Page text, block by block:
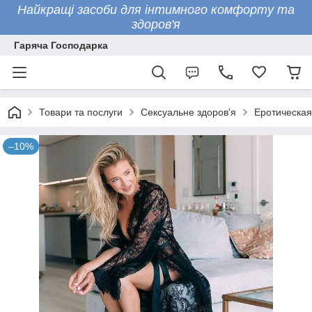
Найкращі засоби для інтимного комфорту та
здоров'я
Гаряча Господарка
Товари та послуги Сексуальне здоров'я
–10%